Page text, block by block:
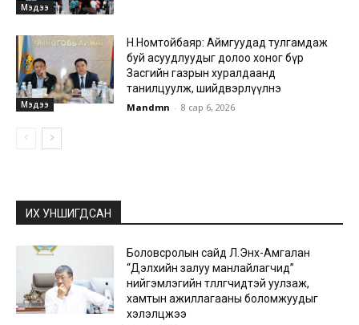
Мэдээ
Мэдээ
Н.Номтойбаяр: Аймгуудад тулгамдаж
буй асуудлуудыг долоо хоног бүр
Засгийн газрын хуралдаанд
танилцуулж, шийдвэрлүүлнэ
Mandmn - 8 сар 6, 2026
ИХ УНШИГДСАН
Боловсролын сайд Л.Энх-Амгалан
“Дэлхийн залуу манлайлагчид”
нийгэмлэгийн төлөөлөгчидтэй уулзаж,
хамтын ажиллагааны боломжуудыг
хэлэлцжээ